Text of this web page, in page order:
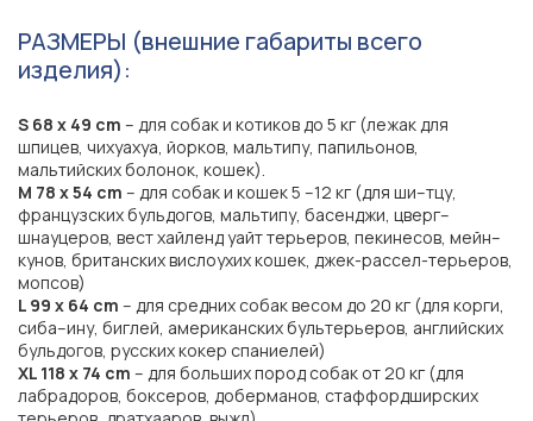
РАЗМЕРЫ (внешние габариты всего
изделия):
S 68 х 49 cm – для собак и котиков до 5 кг (лежак для
шпицев, чихуахуа, йорков, мальтипу, папильонов,
мальтийских болонок, кошек).
M 78 х 54 cm – для собак и кошек 5 –12 кг (для ши–тцу,
французских бульдогов, мальтипу, басенджи, цверг–
шнауцеров, вест хайленд уайт терьеров, пекинесов, мейн–
кунов, британских вислоухих кошек, джек-рассел-терьеров,
мопсов)
L 99 х 64 cm – для средних собак весом до 20 кг (для корги,
сиба–ину, биглей, американских бультерьеров, английских
бульдогов, русских кокер спаниелей)
XL 118 х 74 cm – для больших пород собак от 20 кг (для
лабрадоров, боксеров, доберманов, стаффордширских